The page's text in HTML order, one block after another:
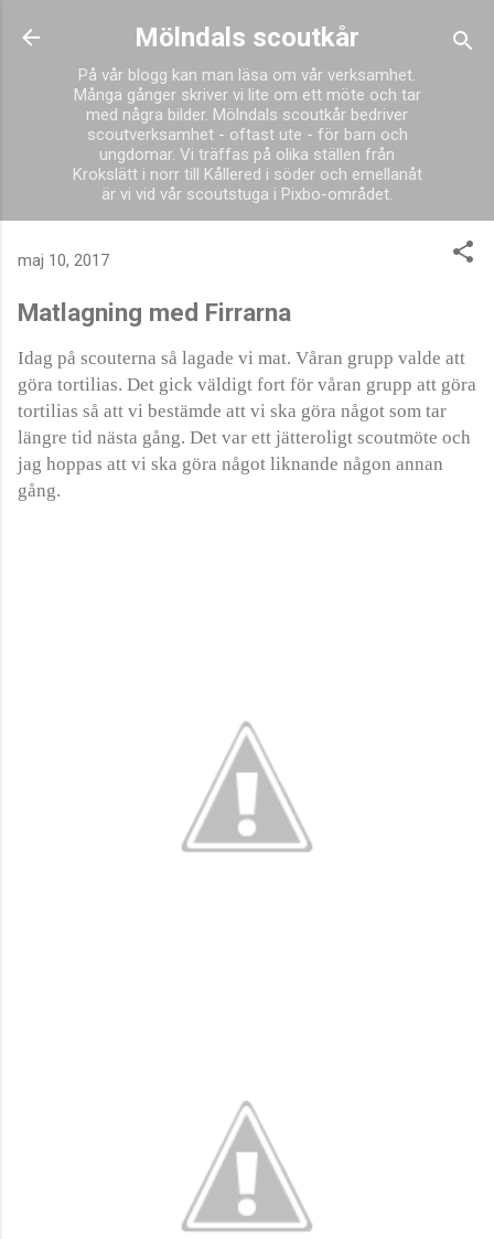
Fortsätt till huvudinnehåll
Mölndals scoutkår
På vår blogg kan man läsa om vår verksamhet.
Många gånger skriver vi lite om ett möte och tar
med några bilder. Mölndals scoutkår bedriver
scoutverksamhet - oftast ute - för barn och
ungdomar. Vi träffas på olika ställen från
Krokslätt i norr till Kållered i söder och emellanåt
är vi vid vår scoutstuga i Pixbo-området.
maj 10, 2017
Matlagning med Firrarna
Idag på scouterna så lagade vi mat. Våran grupp valde att
göra tortilias. Det gick väldigt fort för våran grupp att göra
tortilias så att vi bestämde att vi ska göra något som tar
längre tid nästa gång. Det var ett jätteroligt scoutmöte och
jag hoppas att vi ska göra något liknande någon annan
gång.